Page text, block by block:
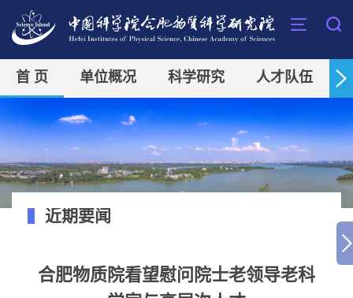
首 页 单位概况 科学研究 人才队伍
近期要闻
合肥物质院看望慰问院士老领导老科